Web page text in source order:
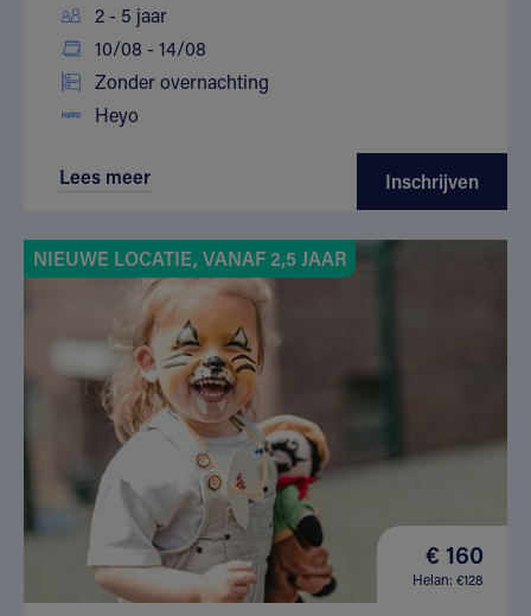
2 - 5 jaar
10/08 - 14/08
Zonder overnachting
Heyo
Lees meer Inschrijven
NIEUWE LOCATIE, VANAF 2,5 JAAR
€ 160
Helan: €128